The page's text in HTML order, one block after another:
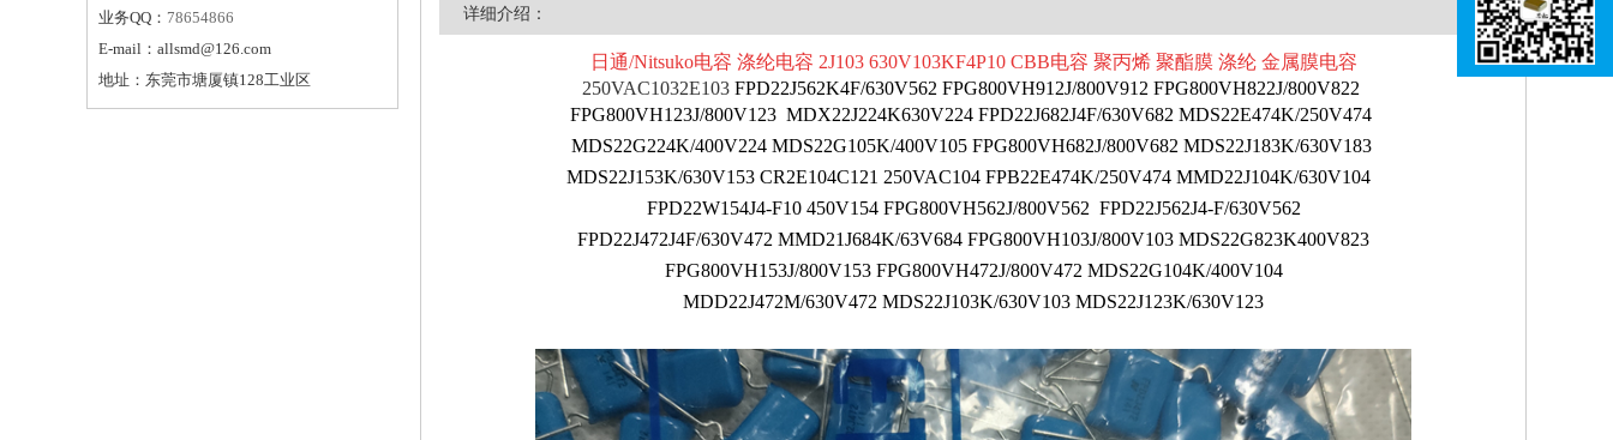
业务QQ： 78654866
E-mail：allsmd@126.com
地址：东莞市塘厦镇128工业区
详细介绍：
日通/Nitsuko电容 涤纶电容 2J103 630V103KF4P10 CBB电容 聚丙烯 聚酯膜 涤纶 金属膜电容
250VAC1032E103 FPD22J562K4F/630V562 FPG800VH912J/800V912 FPG800VH822J/800V822
FPG800VH123J/800V123 MDX22J224K630V224 FPD22J682J4F/630V682 MDS22E474K/250V474
MDS22G224K/400V224 MDS22G105K/400V105 FPG800VH682J/800V682 MDS22J183K/630V183
MDS22J153K/630V153 CR2E104C121 250VAC104 FPB22E474K/250V474 MMD22J104K/630V104
FPD22W154J4-F10 450V154 FPG800VH562J/800V562 FPD22J562J4-F/630V562
FPD22J472J4F/630V472 MMD21J684K/63V684 FPG800VH103J/800V103 MDS22G823K400V823
FPG800VH153J/800V153 FPG800VH472J/800V472 MDS22G104K/400V104
MDD22J472M/630V472 MDS22J103K/630V103 MDS22J123K/630V123